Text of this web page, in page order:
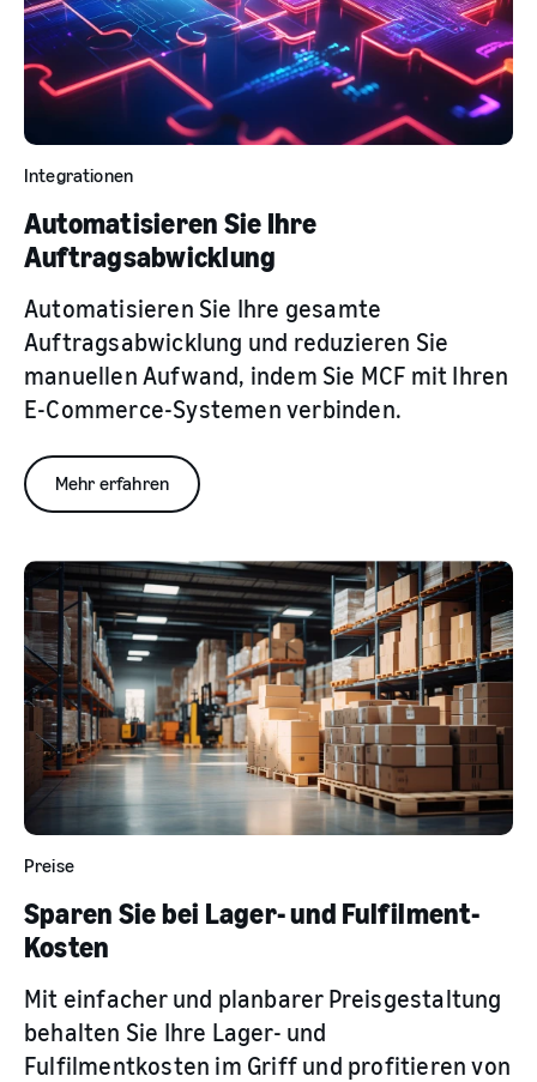
Integrationen
Automatisieren Sie Ihre
Auftragsabwicklung
Automatisieren Sie Ihre gesamte
Auftragsabwicklung und reduzieren Sie
manuellen Aufwand, indem Sie MCF mit Ihren
E-Commerce-Systemen verbinden.
Mehr erfahren
Preise
Sparen Sie bei Lager- und Fulfilment-
Kosten
Mit einfacher und planbarer Preisgestaltung
behalten Sie Ihre Lager- und
Fulfilmentkosten im Griff und profitieren von